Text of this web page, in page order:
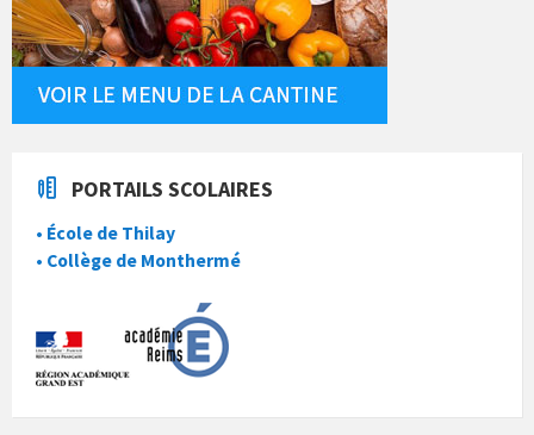
PORTAILS SCOLAIRES
• École de Thilay
• Collège de Monthermé